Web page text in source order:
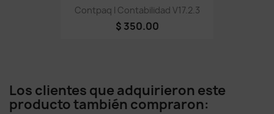
Contpaq I Contabilidad V17.2.3
$ 350.00
Los clientes que adquirieron este
producto también compraron: